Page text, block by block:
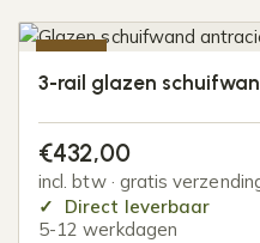
3-rail glazen
€432,00
incl. btw · gratis
Direct leverbaar
5-12 werkdagen